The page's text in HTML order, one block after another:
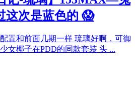
这次是蓝色的 😱
置和前面几期一样 琉璃好啊，可御
女椰子在PDD的同款套装 头 ...